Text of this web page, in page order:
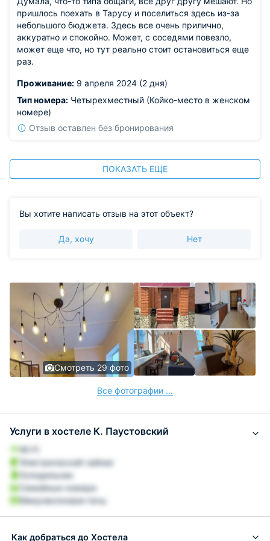
пришлось поехать в Тарусу и поселиться здесь из-за
небольшого бюджета. Здесь все очень прилично,
аккуратно и спокойно. Может, с соседями повезло,
может еще что, но тут реально стоит остановиться еще
раз.
Проживание: 9 апреля 2024 (2 дня)
Тип номера: Четырехместный (Койко-место в женском
номере)
Отзыв оставлен без бронирования
ПОКАЗАТЬ ЕЩЕ
Вы хотите написать отзыв на этот объект?
Да, хочу Нет
Смотреть 29 фото
Все фотографии ...
Услуги в хостеле К. Паустовский
Wi-Fi
Электрический чайник
Холодильник
Семейные номера
Микроволновая печь
Как добраться до Хостела